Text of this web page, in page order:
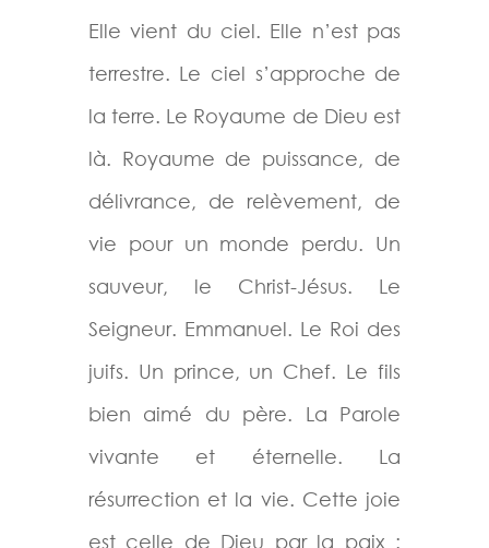
Elle vient du ciel. Elle n’est pas
terrestre. Le ciel s’approche de
la terre. Le Royaume de Dieu est
là. Royaume de puissance, de
délivrance, de relèvement, de
vie pour un monde perdu. Un
sauveur, le Christ-Jésus. Le
Seigneur. Emmanuel. Le Roi des
juifs. Un prince, un Chef. Le fils
bien aimé du père. La Parole
vivante et éternelle. La
résurrection et la vie. Cette joie
est celle de Dieu par la paix :